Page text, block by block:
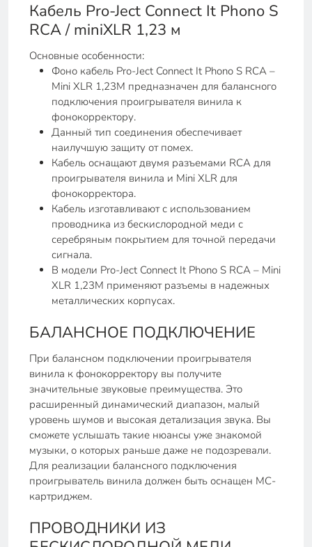
Кабель Pro-Ject Connect It Phono S
RCA / miniXLR 1,23 м
Основные особенности:
Фоно кабель Pro-Ject Connect It Phono S RCA –
Mini XLR 1,23М предназначен для балансного
подключения проигрывателя винила к
фонокорректору.
Данный тип соединения обеспечивает
наилучшую защиту от помех.
Кабель оснащают двумя разъемами RCA для
проигрывателя винила и Mini XLR для
фонокорректора.
Кабель изготавливают с использованием
проводника из бескислородной меди с
серебряным покрытием для точной передачи
сигнала.
В модели Pro-Ject Connect It Phono S RCA – Mini
XLR 1,23М применяют разъемы в надежных
металлических корпусах.
БАЛАНСНОЕ ПОДКЛЮЧЕНИЕ
При балансном подключении проигрывателя
винила к фонокорректору вы получите
значительные звуковые преимущества. Это
расширенный динамический диапазон, малый
уровень шумов и высокая детализация звука. Вы
сможете услышать такие нюансы уже знакомой
музыки, о которых раньше даже не подозревали.
Для реализации балансного подключения
проигрыватель винила должен быть оснащен MC-
картриджем.
ПРОВОДНИКИ ИЗ